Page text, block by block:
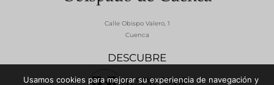
DESCUBRE
Calle Obispo Valero, 1
Cuenca
Usamos cookies para mejorar su experiencia de navegación y